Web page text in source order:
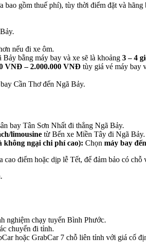
gồm thuế phí), tùy thời điểm đặt và hãng
nếu đi xe ôm.
bằng máy bay và xe sẽ là khoảng 3 – 4
VNĐ – 2.000.000 VNĐ tùy giá vé máy bay
Cần Thơ đến Ngã Bảy.
bay Tân Sơn Nhất đi thẳng Ngã Bảy.
limousine từ Bến xe Miền Tây đi Ngã Bảy.
không ngại chi phí cao): Chọn máy bay
điểm hoặc dịp lễ Tết, để đảm bảo có chỗ
nghiệm chạy tuyến Bình Phước.
chuyến đi tỉnh.
hoặc GrabCar 7 chỗ liên tỉnh với giá cố